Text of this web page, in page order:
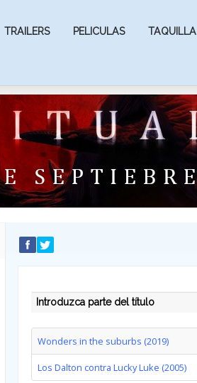
TRAILERS PELICULAS TAQUILLA
INTRODUZCA PARTE DEL TÍTULO
Wonders in the suburbs (2019)
Los Dalton contra Lucky Luke (2005)